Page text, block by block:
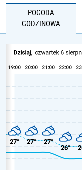
POGODA
GODZINOWA